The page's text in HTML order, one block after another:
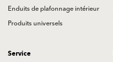
Enduits de plafonnage intérieur
Produits universels
Service